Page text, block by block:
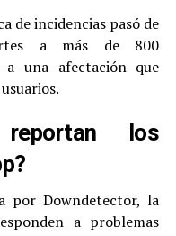
de incidencias pasó de
a más de 800
una afectación que
reportan los
por Downdetector, la
a problemas